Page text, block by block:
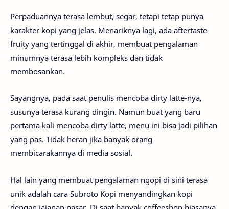
Perpaduannya terasa lembut, segar, tetapi tetap punya
karakter kopi yang jelas. Menariknya lagi, ada aftertaste
fruity yang tertinggal di akhir, membuat pengalaman
minumnya terasa lebih kompleks dan tidak
membosankan.
Sayangnya, pada saat penulis mencoba dirty latte-nya,
susunya terasa kurang dingin. Namun buat yang baru
pertama kali mencoba dirty latte, menu ini bisa jadi pilihan
yang pas. Tidak heran jika banyak orang
membicarakannya di media sosial.
Hal lain yang membuat pengalaman ngopi di sini terasa
unik adalah cara Subroto Kopi menyandingkan kopi